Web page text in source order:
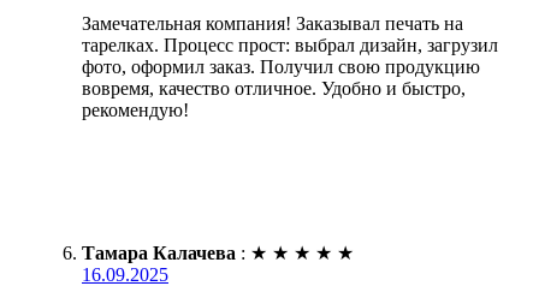
Замечательная компания! Заказывал печать на
тарелках. Процесс прост: выбрал дизайн, загрузил
фото, оформил заказ. Получил свою продукцию
вовремя, качество отличное. Удобно и быстро,
рекомендую!
Тамара Калачева : ★ ★ ★ ★ ★
16.09.2025